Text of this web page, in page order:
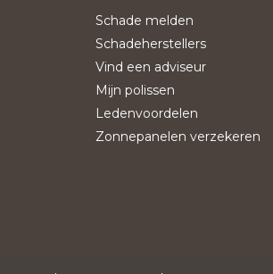
Schade melden
Schadeherstellers
Vind een adviseur
Mijn polissen
Ledenvoordelen
Zonnepanelen verzekeren